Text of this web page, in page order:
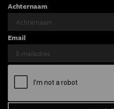
Achternaam
Email